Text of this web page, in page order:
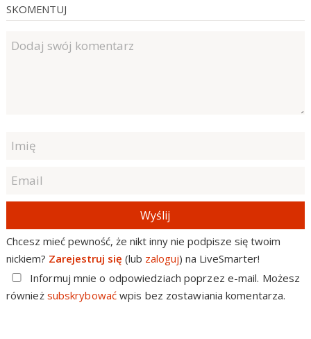
SKOMENTUJ
Wyślij
Chcesz mieć pewność, że nikt inny nie podpisze się twoim
nickiem? Zarejestruj się (lub zaloguj) na LiveSmarter!
Informuj mnie o odpowiedziach poprzez e-mail. Możesz
również subskrybowaćwpis bez zostawiania komentarza.